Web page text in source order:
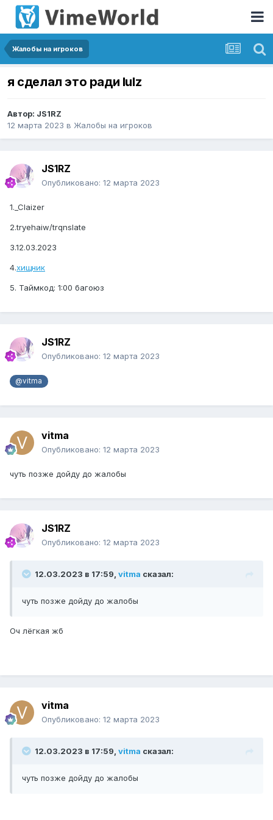
Жалобы на игроков
я сделал это ради lulz
Автор: JS1RZ
12 марта 2023 в Жалобы на игроков
JS1RZ
Опубликовано: 12 марта 2023
1._Claizer
2.tryehaiw/trqnslate
3.12.03.2023
4.хищник
5. Таймкод: 1:00 багоюз
JS1RZ
Опубликовано: 12 марта 2023
@vitma
vitma
Опубликовано: 12 марта 2023
чуть позже дойду до жалобы
JS1RZ
Опубликовано: 12 марта 2023
12.03.2023 в 17:59, vitma сказал:
чуть позже дойду до жалобы
Оч лёгкая жб
vitma
Опубликовано: 12 марта 2023
12.03.2023 в 17:59, vitma сказал:
чуть позже дойду до жалобы